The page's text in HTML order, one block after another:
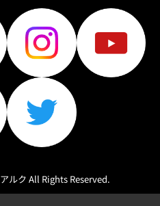
ルク All Rights Reserved.